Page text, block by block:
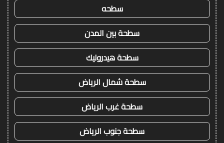
سطحه
سطحة بين المدن
سطحة هيدروليك
سطحة شمال الرياض
سطحة غرب الرياض
سطحة جنوب الرياض